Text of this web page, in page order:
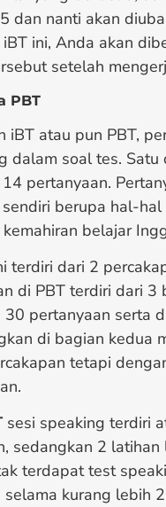
dan nanti akan
ini, Anda akan
setelah
PBT
iBT atau pun PBT,
dalam soal tes. Satu
pertanyaan.
berupa hal-
belajar
terdiri dari 2
di PBT terdiri dari 3
pertanyaan serta
di bagian kedua
tetapi
sesi speaking terdiri
sedangkan 2
terdapat test
kurang lebih